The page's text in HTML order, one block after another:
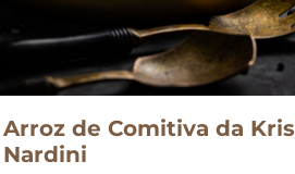
Arroz de Comitiva da Kris
Nardini